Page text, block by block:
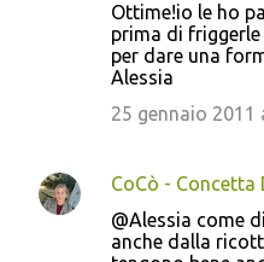
Ottime!io le ho
prima di
per dare una
Alessia
25 gennaio 2011
CoCò - Concetta
@Alessia come
anche dalla